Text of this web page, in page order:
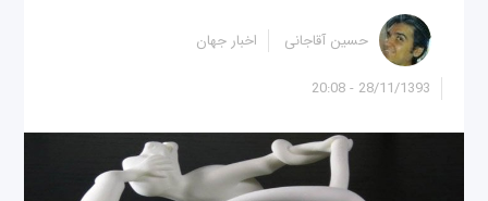
28/11/1393 - 20:08
حسین آقاجانی اخبار جهان